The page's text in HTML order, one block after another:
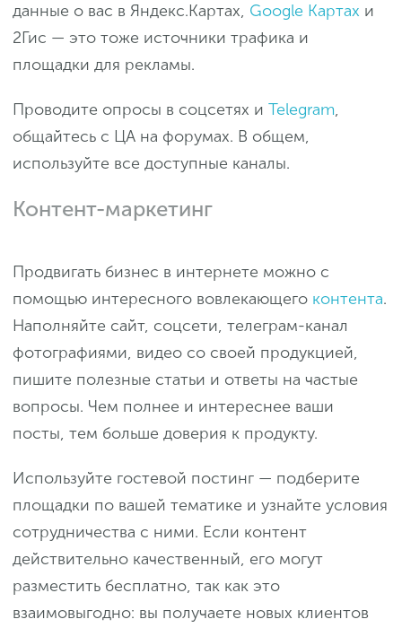
данные о вас в Яндекс.Картах, Google Картах и
2Гис — это тоже источники трафика и
площадки для рекламы.
Проводите опросы в соцсетях и Telegram,
общайтесь с ЦА на форумах. В общем,
используйте все доступные каналы.
Контент-маркетинг
Продвигать бизнес в интернете можно с
помощью интересного вовлекающего контента.
Наполняйте сайт, соцсети, телеграм-канал
фотографиями, видео со своей продукцией,
пишите полезные статьи и ответы на частые
вопросы. Чем полнее и интереснее ваши
посты, тем больше доверия к продукту.
Используйте гостевой постинг — подберите
площадки по вашей тематике и узнайте условия
сотрудничества с ними. Если контент
действительно качественный, его могут
разместить бесплатно, так как это
взаимовыгодно: вы получаете новых клиентов